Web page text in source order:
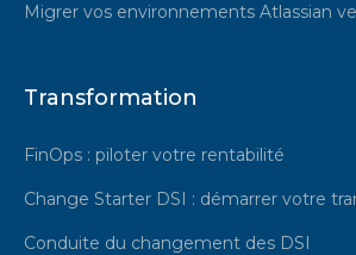
Migrer vos environnements Atlassian
Transformation
FinOps : piloter votre rentabilité
Change Starter DSI : démarrer votre
Conduite du changement des DSI